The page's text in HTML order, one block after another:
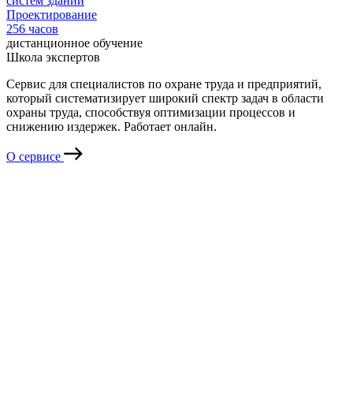
Проектирование
256 часов
дистанционное обучение
Школа экспертов
Сервис для специалистов по охране труда и предприятий,
который систематизирует широкий спектр задач в области
охраны труда, способствуя оптимизации процессов и
снижению издержек. Работает онлайн.
О сервисе